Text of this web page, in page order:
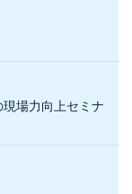
現場力向上セミナ